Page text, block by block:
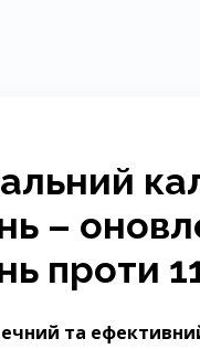
–
проти
та